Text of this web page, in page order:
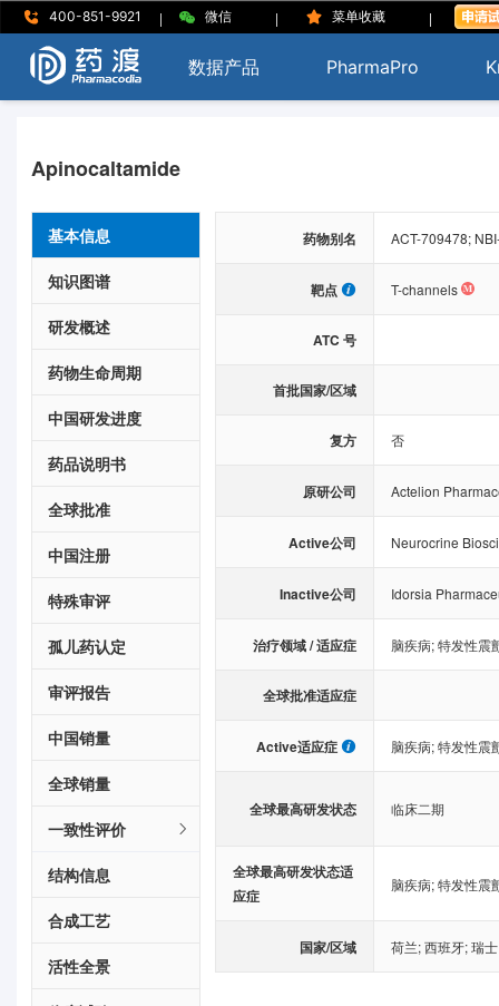
400-851-9921 | 微信 | 菜单收藏 |
数据产品 PharmaPro
Apinocaltamide
基本信息
知识图谱
研发概述
药物生命周期
中国研发进度
药品说明书
全球批准
中国注册
特殊审评
孤儿药认定
审评报告
中国销量
全球销量
一致性评价
结构信息
合成工艺
活性全景
药物别名 ACT-709478;
靶点 T-channels
ATC 号
首批国家/区域
复方 否
原研公司 Actelion
Active公司 Neurocrine
Inactive公司 Idorsia
治疗领域 / 适应症 脑疾病;特发性震
全球批准适应症
Active适应症 脑疾病;特发性震
全球最高研发状态 临床二期
全球最高研发状态适
应症
脑疾病;特发性震
国家/区域 荷兰;西班牙;瑞士